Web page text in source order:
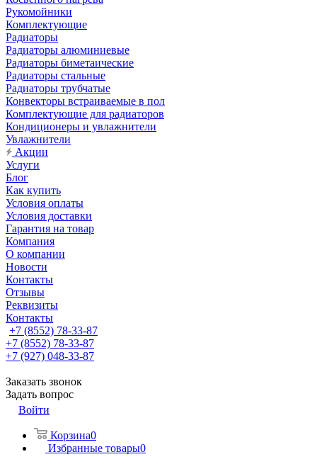
Рукомойники
Комплектующие
Радиаторы
Радиаторы алюминиевые
Радиаторы биметаические
Радиаторы стальные
Радиаторы трубчатые
Конвекторы встраиваемые в пол
Комплектующие для радиаторов
Кондиционеры и увлажнители
Увлажнители
Акции
Услуги
Блог
Как купить
Условия оплаты
Условия доставки
Гарантия на товар
Компания
О компании
Новости
Контакты
Отзывы
Реквизиты
Контакты
+7 (8552) 78-33-87
+7 (8552) 78-33-87
+7 (927) 048-33-87
Заказать звонок
Задать вопрос
Войти
Корзина0
Избранные товары0